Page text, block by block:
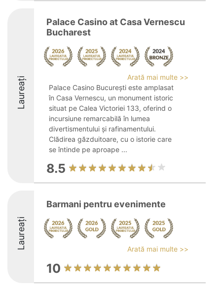
Laureați
Palace Casino at Casa Vernescu
Bucharest
Arată mai multe >>
Palace Casino București este amplasat
în Casa Vernescu, un monument istoric
situat pe Calea Victoriei 133, oferind o
incursiune remarcabilă în lumea
divertismentului și rafinamentului.
Clădirea găzduitoare, cu o istorie care
se întinde pe aproape ...
8.5
Laureați
Barmani pentru evenimente
Arată mai multe >>
10